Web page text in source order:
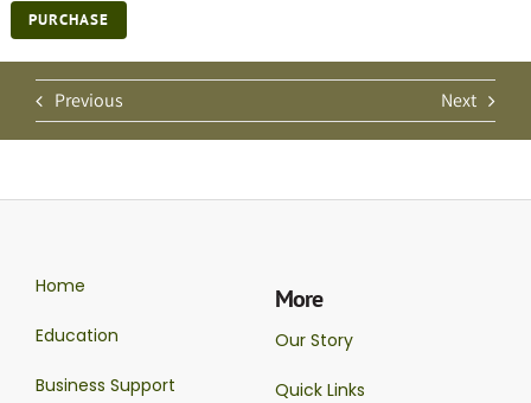
PURCHASE
Previous Next
Home
Education
Business Support
More
Our Story
Quick Links